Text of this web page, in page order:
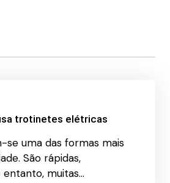
trotinetes elétricas
uma das formas mais
São rápidas,
entanto, muitas…